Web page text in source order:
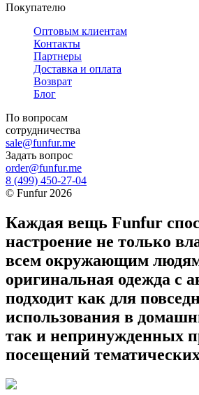
Покупателю
Оптовым клиентам
Контакты
Партнеры
Доставка и оплата
Возврат
Блог
По вопросам
сотрудничества
sale@funfur.me
Задать вопрос
order@funfur.me
8 (499) 450-27-04
© Funfur 2026
Каждая вещь Funfur
настроение не только
всем окружающим
оригинальная одежда с
подходит как для
использования в
так и непринужденных
посещений